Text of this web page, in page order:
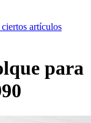
artículos
para